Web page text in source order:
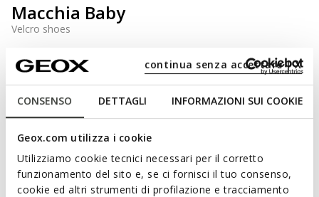
CONSENSO DETTAGLI INFORMAZIONI SUI COOKIE
Geox.com utilizza i cookie
Utilizziamo cookie tecnici necessari per il corretto
funzionamento del sito e, se ci fornisci il tuo consenso,
cookie ed altri strumenti di profilazione e tracciamento
continua senza accettare | X
Macchia Baby
Velcro shoes
NOT SHOPPABLE
We are sorry! It is not possible to purchase this item in the
Description